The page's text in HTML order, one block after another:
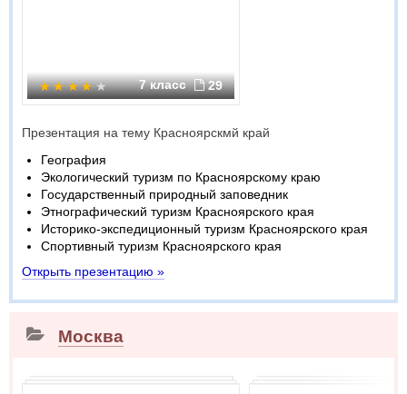
7 класс 29
Презентация на тему Красноярскмй край
География
Экологический туризм по Красноярскому краю
Государственный природный заповедник
Этнографический туризм Красноярского края
Историко-экспедиционный туризм Красноярского края
Спортивный туризм Красноярского края
Открыть презентацию »
Москва